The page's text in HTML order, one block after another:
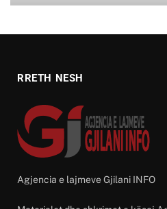
RRETH NESH
Agjencia e lajmeve Gjilani INFO